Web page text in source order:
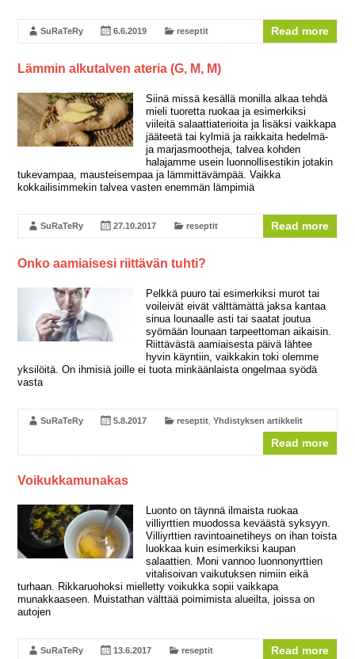
SuRaTeRy 6.6.2019 reseptit Read more
Lämmin alkutalven ateria (G, M, M)
Siinä missä kesällä monilla alkaa tehdä
mieli tuoretta ruokaa ja esimerkiksi
viileitä salaattiaterioita ja lisäksi vaikkapa
jääteetä tai kylmiä ja raikkaita hedelmä-
ja marjasmootheja, talvea kohden
halajamme usein luonnollisestikin jotakin
tukevampaa, mausteisempaa ja lämmittävämpää. Vaikka
kokkailisimmekin talvea vasten enemmän lämpimiä
SuRaTeRy 27.10.2017 reseptit Read more
Onko aamiaisesi riittävän tuhti?
Pelkkä puuro tai esimerkiksi murot tai
voileivät eivät välttämättä jaksa kantaa
sinua lounaalle asti tai saatat joutua
syömään lounaan tarpeettoman aikaisin.
Riittävästä aamiaisesta päivä lähtee
hyvin käyntiin, vaikkakin toki olemme
yksilöitä. On ihmisiä joille ei tuota minkäänlaista ongelmaa syödä
vasta
SuRaTeRy 5.8.2017 reseptit ,Yhdistyksen artikkelit
Read more
Voikukkamunakas
Luonto on täynnä ilmaista ruokaa
villiyrttien muodossa keväästä syksyyn.
Villiyrttien ravintoainetiheys on ihan toista
luokkaa kuin esimerkiksi kaupan
salaattien. Moni vannoo luonnonyrttien
vitalisoivan vaikutuksen nimiin eikä
turhaan. Rikkaruohoksi mielletty voikukka sopii vaikkapa
munakkaaseen. Muistathan välttää poimimista alueilta, joissa on
autojen
SuRaTeRy 13.6.2017 reseptit Read more